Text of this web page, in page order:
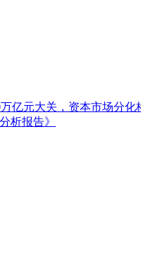
亿元大关，资本市场分
析报告》